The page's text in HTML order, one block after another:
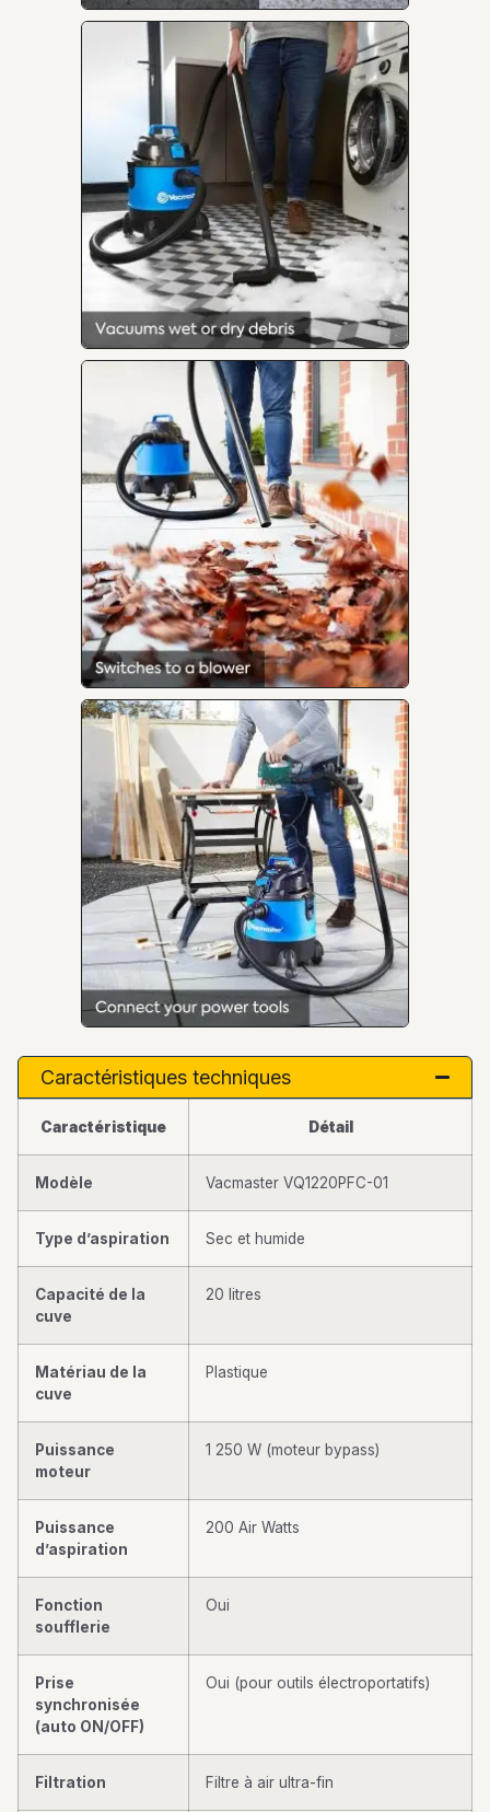
Caractéristiques techniques
Caractéristique Détail
Modèle Vacmaster VQ1220PFC-01
Type d’aspiration Sec et humide
Capacité de la
cuve
20 litres
Matériau de la
cuve
Plastique
Puissance
moteur
1 250 W (moteur bypass)
Puissance
d’aspiration
200 Air Watts
Fonction
soufflerie
Oui
Prise
synchronisée
(auto ON/OFF)
Oui (pour outils électroportatifs)
Filtration Filtre à air ultra-fin